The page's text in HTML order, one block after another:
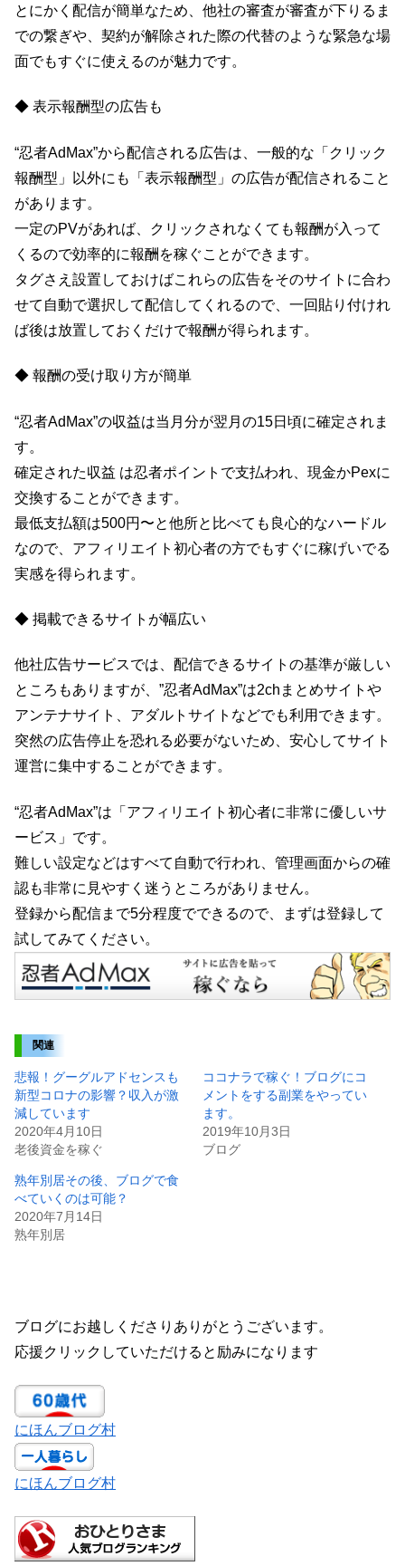
とにかく配信が簡単なため、他社の審査が審査が下りるま
での繋ぎや、契約が解除された際の代替のような緊急な場
面でもすぐに使えるのが魅力です。
◆ 表示報酬型の広告も
“忍者AdMax”から配信される広告は、一般的な「クリック
報酬型」以外にも「表示報酬型」の広告が配信されること
があります。
一定のPVがあれば、クリックされなくても報酬が入って
くるので効率的に報酬を稼ぐことができます。
タグさえ設置しておけばこれらの広告をそのサイトに合わ
せて自動で選択して配信してくれるので、一回貼り付けれ
ば後は放置しておくだけで報酬が得られます。
◆ 報酬の受け取り方が簡単
“忍者AdMax”の収益は当月分が翌月の15日頃に確定されま
す。
確定された収益 は忍者ポイントで支払われ、現金かPexに
交換することができます。
最低支払額は500円〜と他所と比べても良心的なハードル
なので、アフィリエイト初心者の方でもすぐに稼げいでる
実感を得られます。
◆ 掲載できるサイトが幅広い
他社広告サービスでは、配信できるサイトの基準が厳しい
ところもありますが、”忍者AdMax”は2chまとめサイトや
アンテナサイト、アダルトサイトなどでも利用できます。
突然の広告停止を恐れる必要がないため、安心してサイト
運営に集中することができます。
“忍者AdMax”は「アフィリエイト初心者に非常に優しいサ
ービス」です。
難しい設定などはすべて自動で行われ、管理画面からの確
認も非常に見やすく迷うところがありません。
登録から配信まで5分程度でできるので、まずは登録して
試してみてください。
関連
悲報！グーグルアドセンスも
新型コロナの影響？収入が激
減しています
2020年4月10日
老後資金を稼ぐ
ココナラで稼ぐ！ブログにコ
メントをする副業をやってい
ます。
2019年10月3日
ブログ
熟年別居その後、ブログで食
べていくのは可能？
2020年7月14日
熟年別居
ブログにお越しくださりありがとうございます。
応援クリックしていただけると励みになります
にほんブログ村
にほんブログ村